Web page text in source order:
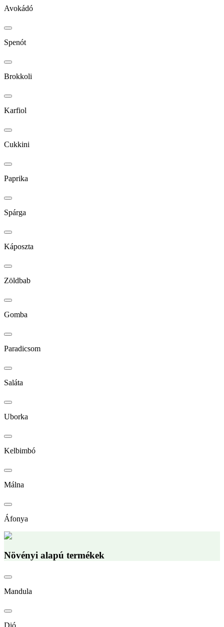
Avokádó
Spenót
Brokkoli
Karfiol
Cukkini
Paprika
Spárga
Káposzta
Zöldbab
Gomba
Paradicsom
Saláta
Uborka
Kelbimbó
Málna
Áfonya
Növényi alapú termékek
Mandula